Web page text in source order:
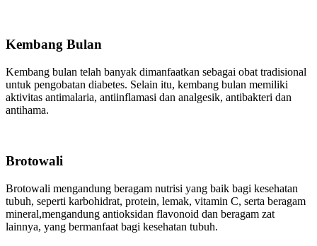
Kembang Bulan
Kembang bulan telah banyak dimanfaatkan sebagai obat tradisional
untuk pengobatan diabetes. Selain itu, kembang bulan memiliki
aktivitas antimalaria, antiinflamasi dan analgesik, antibakteri dan
antihama.
Brotowali
Brotowali mengandung beragam nutrisi yang baik bagi kesehatan
tubuh, seperti karbohidrat, protein, lemak, vitamin C, serta beragam
mineral,mengandung antioksidan flavonoid dan beragam zat
lainnya, yang bermanfaat bagi kesehatan tubuh.